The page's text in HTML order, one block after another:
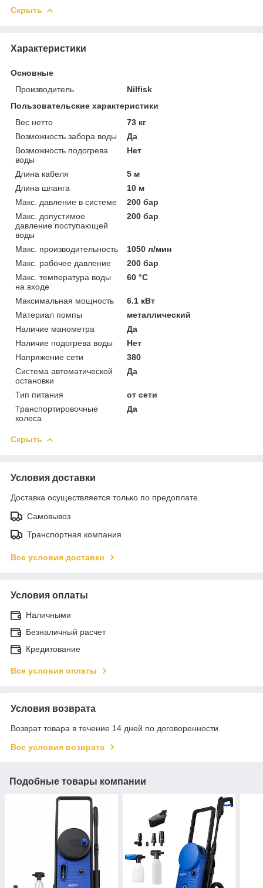
Скрыть
Характеристики
Основные
Производитель
Nilfisk
Пользовательские характеристики
Вес нетто
73 кг
Возможность забора воды
Да
Возможность подогрева
воды
Нет
Длина кабеля
5 м
Длина шланга
10 м
Макс. давление в системе
200 бар
Макс. допустимое
давление поступающей
воды
200 бар
Макс. производительность
1050 л/мин
Макс. рабочее давление
200 бар
Макс. температура воды
на входе
60 °C
Максимальная мощность
6.1 кВт
Материал помпы
металлический
Наличие манометра
Да
Наличие подогрева воды
Нет
Напряжение сети
380
Система автоматической
остановки
Да
Тип питания
от сети
Транспортировочные
колеса
Да
Скрыть
Условия доставки
Доставка осуществляется только по предоплате.
Самовывоз
Транспортная компания
Все условия доставки
Условия оплаты
Наличными
Безналичный расчет
Кредитование
Все условия оплаты
Условия возврата
Возврат товара в течение 14 дней по договоренности
Все условия возврата
Подобные товары компании